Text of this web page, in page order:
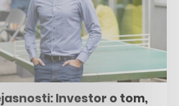
Investor o tom,